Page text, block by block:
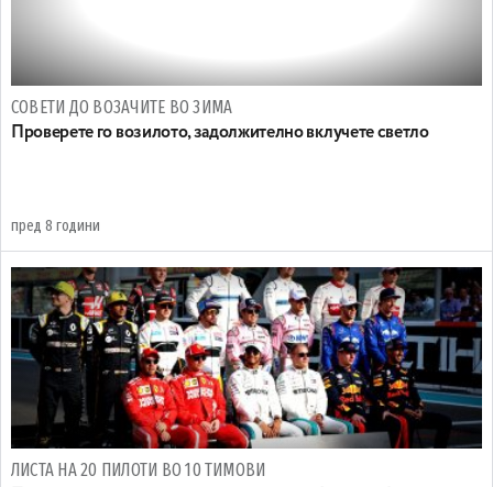
СОВЕТИ ДО ВОЗАЧИТЕ ВО ЗИМА
Проверете го возилото, задолжително вклучете светло
пред 8 години
ЛИСТА НА 20 ПИЛОТИ ВО 10 ТИМОВИ